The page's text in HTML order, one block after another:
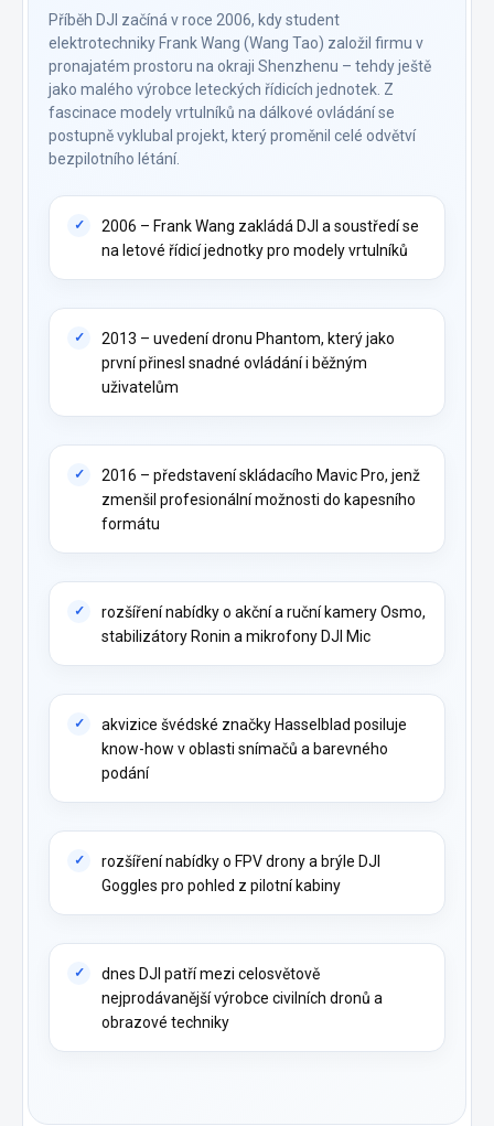
Příběh DJI začíná v roce 2006, kdy student
elektrotechniky Frank Wang (Wang Tao) založil firmu v
pronajatém prostoru na okraji Shenzhenu – tehdy ještě
jako malého výrobce leteckých řídicích jednotek. Z
fascinace modely vrtulníků na dálkové ovládání se
postupně vyklubal projekt, který proměnil celé odvětví
bezpilotního létání.
2006 – Frank Wang zakládá DJI a soustředí se
na letové řídicí jednotky pro modely vrtulníků
2013 – uvedení dronu Phantom, který jako
první přinesl snadné ovládání i běžným
uživatelům
2016 – představení skládacího Mavic Pro, jenž
zmenšil profesionální možnosti do kapesního
formátu
rozšíření nabídky o akční a ruční kamery Osmo,
stabilizátory Ronin a mikrofony DJI Mic
akvizice švédské značky Hasselblad posiluje
know-how v oblasti snímačů a barevného
podání
rozšíření nabídky o FPV drony a brýle DJI
Goggles pro pohled z pilotní kabiny
dnes DJI patří mezi celosvětově
nejprodávanější výrobce civilních dronů a
obrazové techniky